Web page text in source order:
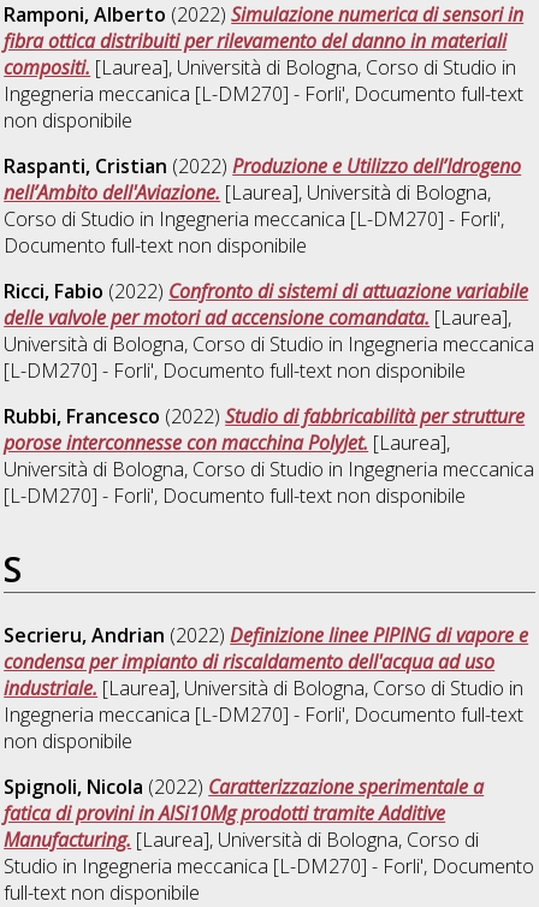
Ramponi, Alberto (2022)Simulazione numerica di sensori in
fibra ottica distribuiti per rilevamento del danno in materiali
compositi. [Laurea], Università di Bologna, Corso di Studio in
Ingegneria meccanica [L-DM270] - Forli', Documento full-text
non disponibile
Raspanti, Cristian (2022)Produzione e Utilizzo dell’Idrogeno
nell’Ambito dell'Aviazione. [Laurea], Università di Bologna,
Corso di Studio in Ingegneria meccanica [L-DM270] - Forli',
Documento full-text non disponibile
Ricci, Fabio (2022) Confronto di sistemi di attuazione variabile
delle valvole per motori ad accensione comandata. [Laurea],
Università di Bologna, Corso di Studio in Ingegneria meccanica
[L-DM270] - Forli', Documento full-text non disponibile
Rubbi, Francesco (2022)Studio di fabbricabilità per strutture
porose interconnesse con macchina PolyJet. [Laurea],
Università di Bologna, Corso di Studio in Ingegneria meccanica
[L-DM270] - Forli', Documento full-text non disponibile
S
Secrieru, Andrian (2022)Definizione linee PIPING di vapore e
condensa per impianto di riscaldamento dell'acqua ad uso
industriale. [Laurea], Università di Bologna, Corso di Studio in
Ingegneria meccanica [L-DM270] - Forli', Documento full-text
non disponibile
Spignoli, Nicola (2022) Caratterizzazione sperimentale a
fatica di provini in AlSi10Mg prodotti tramite Additive
Manufacturing. [Laurea], Università di Bologna, Corso di
Studio in Ingegneria meccanica [L-DM270] - Forli', Documento
full-text non disponibile